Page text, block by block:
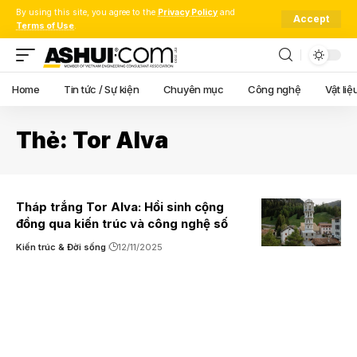
By using this site, you agree to the Privacy Policy and
Terms of Use.
Accept
Home Tin tức / Sự kiện Chuyên mục Công nghệ Vật
Thẻ: Tor Alva
Tháp trắng Tor Alva: Hồi sinh cộng
đồng qua kiến trúc và công nghệ số
Kiến trúc & Đời sống 12/11/2025